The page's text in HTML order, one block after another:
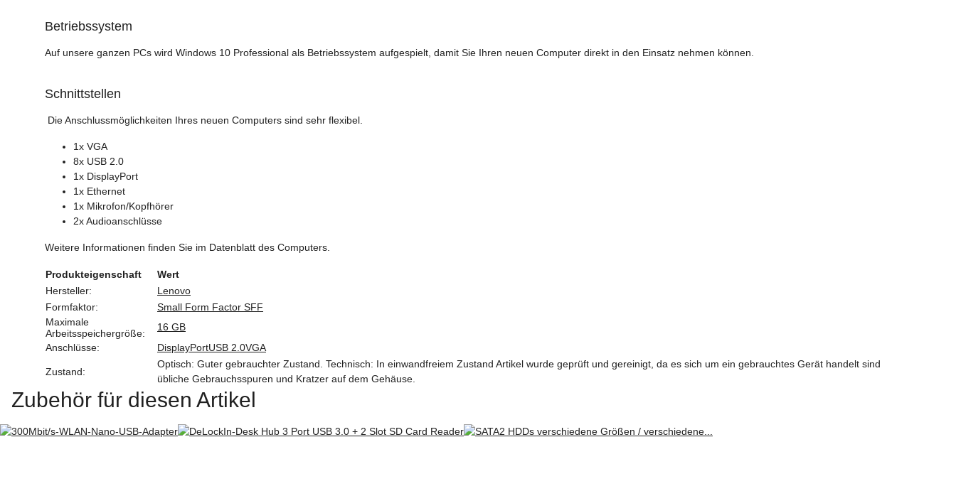
Betriebssystem
Auf unsere ganzen PCs wird Windows 10 Professional als Betriebssystem aufgespielt, damit Sie Ihren neuen Computer direkt in den Einsatz nehmen können.
Schnittstellen
Die Anschlussmöglichkeiten Ihres neuen Computers sind sehr flexibel.
1x VGA
8x USB 2.0
1x DisplayPort
1x Ethernet
1x Mikrofon/Kopfhörer
2x Audioanschlüsse
Weitere Informationen finden Sie im Datenblatt des Computers.
Produkteigenschaft
Wert
Hersteller:
Lenovo
Formfaktor:
Small Form Factor SFF
Maximale
Arbeitsspeichergröße:
16 GB
Anschlüsse:
DisplayPortUSB 2.0VGA
Zustand:
Optisch: Guter gebrauchter Zustand. Technisch: In einwandfreiem Zustand Artikel wurde geprüft und gereinigt, da es sich um ein gebrauchtes Gerät handelt sind
übliche Gebrauchsspuren und Kratzer auf dem Gehäuse.
Zubehör für diesen Artikel